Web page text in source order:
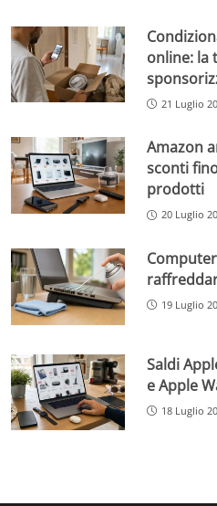
online: la
21 Luglio
Amazon
sconti
prodotti
20 Luglio
19 Luglio
Saldi
e Apple
18 Luglio